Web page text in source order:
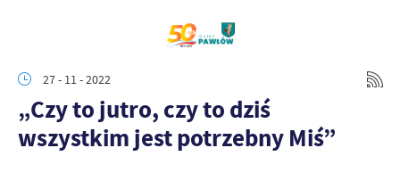
27 - 11 - 2022
„Czy to jutro, czy to dziś
wszystkim jest potrzebny Miś”